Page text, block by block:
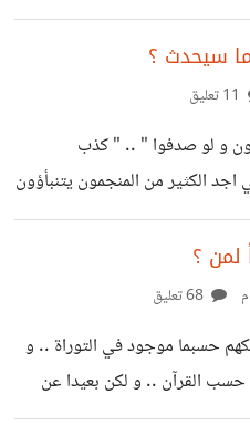
لماذا دائما اغلب الفلاسفة و
و رجال الاعمال الناجحون من
؟ هل لأن المرأة ناقصة
؟
سيحدث ؟
و لو صدفوا " .. " كذب
الكثير من المنجمون يتنبأؤون
باشياء و تحدث حقا ( ليست كل تنبؤاتهم بالطبع و لكن حوالي ٥٠٪
هل هذه صدفة ؟ و هل تسبب
علي اعتبار ان الله وحده
لمن ؟
حسبما موجود في التوراة .. و
حسب القرآن .. و لكن بعيدا عن
تاريخياً...فلسطين من حق من ؟